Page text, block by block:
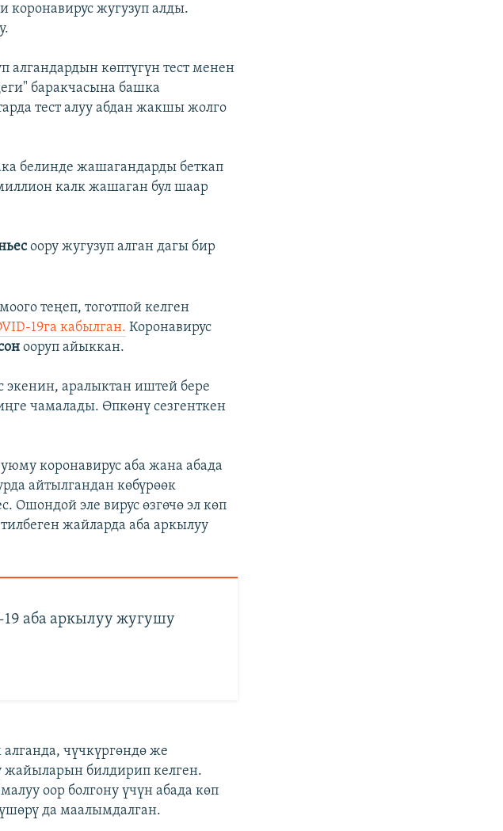
жугузуп алды.
алгандардын көптүгүн тест менен
баракчасына башка
тест алуу абдан жакшы жолго
белинде жашагандарды беткап
калк жашаган бул шаар
оору жугузуп алган дагы бир
теңеп, тоготпой келген
19га кабылган. Коронавирус
ооруп айыккан.
экенин, аралыктан иштей бере
чамалады. Өпкөнү сезгенткен
коронавирус аба жана абада
айтылгандан көбүрөөк
эле вирус өзгөчө эл көп
жайларда аба аркылуу
аба аркылуу жугушу
чүчкүргөндө же
жайыларын билдирип келген.
оор болгону үчүн абада көп
да маалымдалган.